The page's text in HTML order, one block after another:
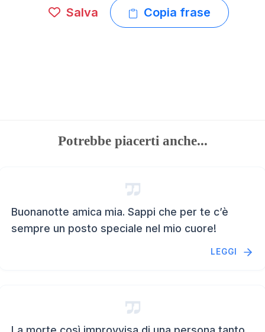
Salva Copia frase
Potrebbe piacerti anche...
Buonanotte amica mia. Sappi che per te c’è
sempre un posto speciale nel mio cuore!
LEGGI